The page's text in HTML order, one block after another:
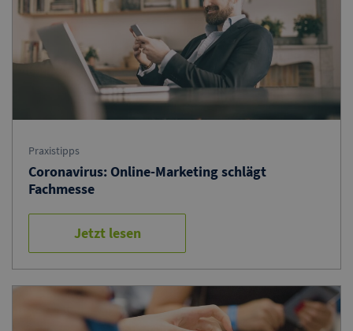
Praxistipps
Coronavirus: Online-Marketing schlägt
Fachmesse
Jetzt lesen